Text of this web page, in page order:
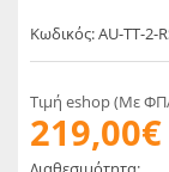
Κωδικός: AU-TT-2-
Τιμή eshop (Με
219,00€